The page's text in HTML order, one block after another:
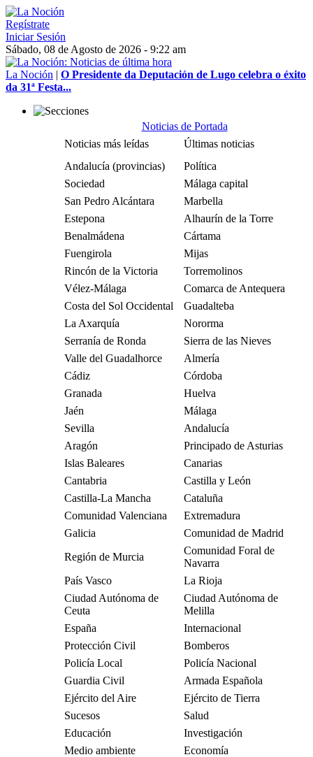
Regístrate
Iniciar Sesión
Sábado, 08 de Agosto de 2026 - 9:22 am
La Noción | O Presidente da Deputación de Lugo celebra o éxito
da 31ª Festa...
Noticias de Portada
Noticias más leídas
Últimas noticias
Andalucía (provincias)
Política
Sociedad
Málaga capital
San Pedro Alcántara
Marbella
Estepona
Alhaurín de la Torre
Benalmádena
Cártama
Fuengirola
Mijas
Rincón de la Victoria
Torremolinos
Vélez-Málaga
Comarca de Antequera
Costa del Sol Occidental
Guadalteba
La Axarquía
Nororma
Serranía de Ronda
Sierra de las Nieves
Valle del Guadalhorce
Almería
Cádiz
Córdoba
Granada
Huelva
Jaén
Málaga
Sevilla
Andalucía
Aragón
Principado de Asturias
Islas Baleares
Canarias
Cantabria
Castilla y León
Castilla-La Mancha
Cataluña
Comunidad Valenciana
Extremadura
Galicia
Comunidad de Madrid
Región de Murcia
Comunidad Foral de
Navarra
País Vasco
La Rioja
Ciudad Autónoma de
Ceuta
Ciudad Autónoma de
Melilla
España
Internacional
Protección Civil
Bomberos
Policía Local
Policía Nacional
Guardia Civil
Armada Española
Ejército del Aire
Ejército de Tierra
Sucesos
Salud
Educación
Investigación
Medio ambiente
Economía